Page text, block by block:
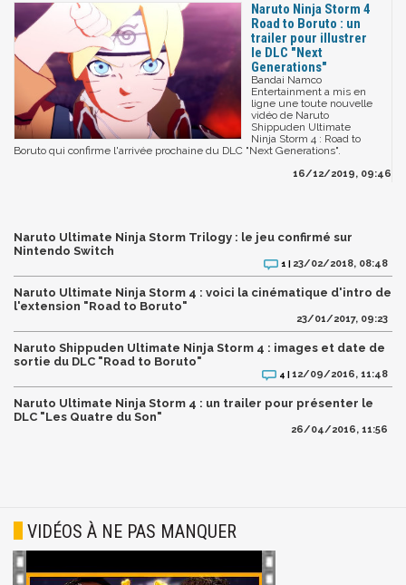
Naruto Ninja Storm 4
Road to Boruto : un
trailer pour illustrer
le DLC "Next
Generations"
Bandai Namco
Entertainment a mis en
ligne une toute nouvelle
vidéo de Naruto
Shippuden Ultimate
Ninja Storm 4 : Road to
Boruto qui confirme l'arrivée prochaine du DLC "Next Generations".
16/12/2019, 09:46
Naruto Ultimate Ninja Storm Trilogy : le jeu confirmé sur
Nintendo Switch
1 | 23/02/2018, 08:48
Naruto Ultimate Ninja Storm 4 : voici la cinématique d'intro de
l'extension "Road to Boruto"
23/01/2017, 09:23
Naruto Shippuden Ultimate Ninja Storm 4 : images et date de
sortie du DLC "Road to Boruto"
4 | 12/09/2016, 11:48
Naruto Ultimate Ninja Storm 4 : un trailer pour présenter le
DLC "Les Quatre du Son"
26/04/2016, 11:56
VIDÉOS À NE PAS MANQUER